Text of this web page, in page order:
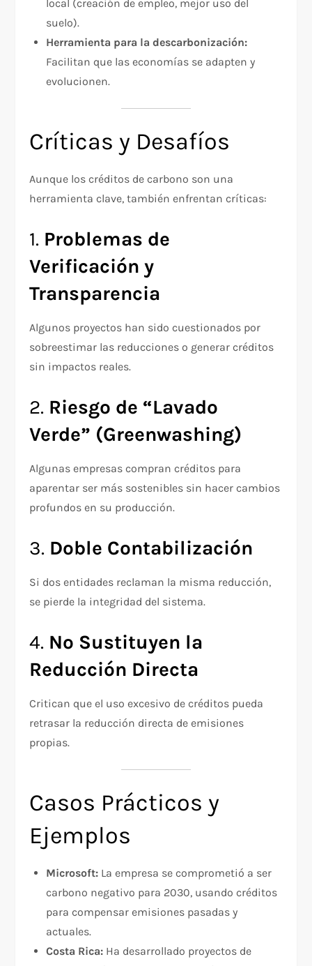
local (creación de empleo, mejor uso del
suelo).
Herramienta para la descarbonización:
Facilitan que las economías se adapten y
evolucionen.
Críticas y Desafíos
Aunque los créditos de carbono son una
herramienta clave, también enfrentan críticas:
1. Problemas de
Verificación y
Transparencia
Algunos proyectos han sido cuestionados por
sobreestimar las reducciones o generar créditos
sin impactos reales.
2. Riesgo de “Lavado
Verde” (Greenwashing)
Algunas empresas compran créditos para
aparentar ser más sostenibles sin hacer cambios
profundos en su producción.
3. Doble Contabilización
Si dos entidades reclaman la misma reducción,
se pierde la integridad del sistema.
4. No Sustituyen la
Reducción Directa
Critican que el uso excesivo de créditos pueda
retrasar la reducción directa de emisiones
propias.
Casos Prácticos y
Ejemplos
Microsoft: La empresa se comprometió a ser
carbono negativo para 2030, usando créditos
para compensar emisiones pasadas y
actuales.
Costa Rica: Ha desarrollado proyectos de